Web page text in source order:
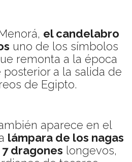
el candelabro
uno de los símbolos
remonta a la época
a la salida de
de Egipto.
aparece en el
lámpara de los nagas
7 dragones longevos,